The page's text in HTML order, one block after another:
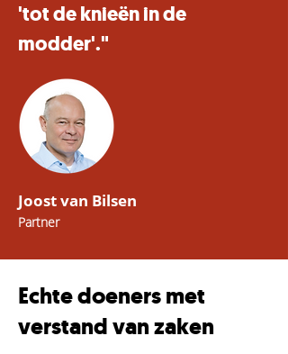
'tot de knieën in de
modder'."
Joost van Bilsen
Partner
Echte doeners met
verstand van zaken